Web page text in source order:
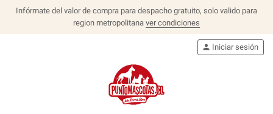
Infórmate del valor de compra para despacho gratuito, solo valido para
region metropolitana ver condiciones
person Iniciar sesión